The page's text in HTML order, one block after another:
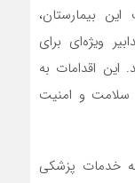
بیمارستان،
ویژه‌ای برای
این اقدامات به
سلامت و امنیت
خدمات پزشکی